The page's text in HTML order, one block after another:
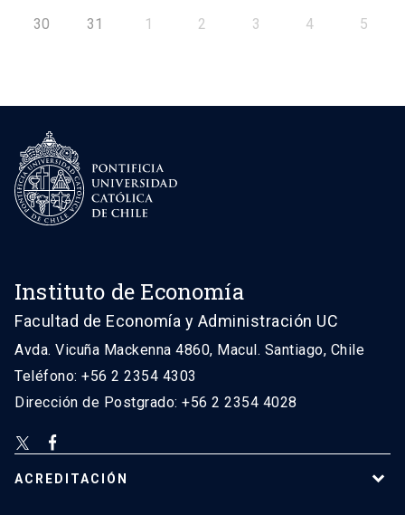
30 31 1 2 3 4 5
Instituto de Economía
Facultad de Economía y Administración UC
Avda. Vicuña Mackenna 4860, Macul. Santiago, Chile
Teléfono: +56 2 2354 4303
Dirección de Postgrado: +56 2 2354 4028
ACREDITACIÓN